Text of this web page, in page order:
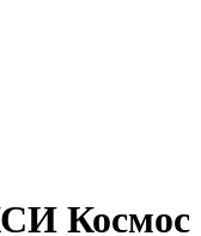
Космос